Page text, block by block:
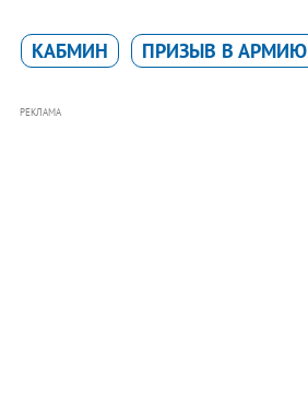
КАБМИН ПРИЗЫВ В АРМИЮ
РЕКЛАМА